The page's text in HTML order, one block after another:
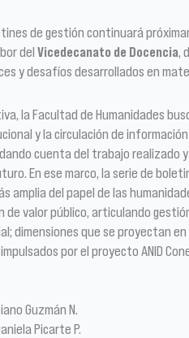
de gestión continuará
delVicedecanato de Docencia,
y desafíos desarrollados en
la Facultad de Humanidades
y la circulación de
cuenta del trabajo realizado
En ese marco, la serie de
amplia del papel de las
de valor público, articulando
dimensiones que se proyectan
por el proyecto ANID
Guzmán N.
Picarte P.